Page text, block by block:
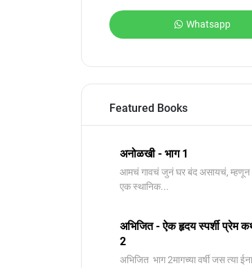
Whatsapp
Featured Books
अनोळखी - भाग 1
आमचं गावचं जुनं घर बंद असायचं, म्हणून
एक स्थानिक...
अभिजित - ऐक हृदय स्पर्शी प्रेम
2
️अभिजित ️ भाग 2मागच्या वर्षी जस त्या